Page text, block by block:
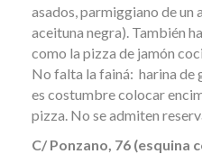
asados, parmiggiano de un
aceituna negra). También
como la pizza de jamón
No falta la fainá: harina de
es costumbre colocar
pizza. No se admiten
C/ Ponzano, 76 (esquina